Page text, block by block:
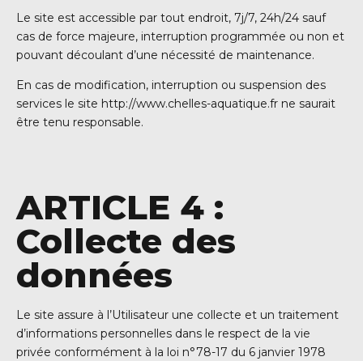
Le site est accessible par tout endroit, 7j/7, 24h/24 sauf
cas de force majeure, interruption programmée ou non et
pouvant découlant d’une nécessité de maintenance.
En cas de modification, interruption ou suspension des
services le site http://www.chelles-aquatique.fr ne saurait
être tenu responsable.
ARTICLE 4 :
Collecte des
données
Le site assure à l’Utilisateur une collecte et un traitement
d’informations personnelles dans le respect de la vie
privée conformément à la loi n°78-17 du 6 janvier 1978